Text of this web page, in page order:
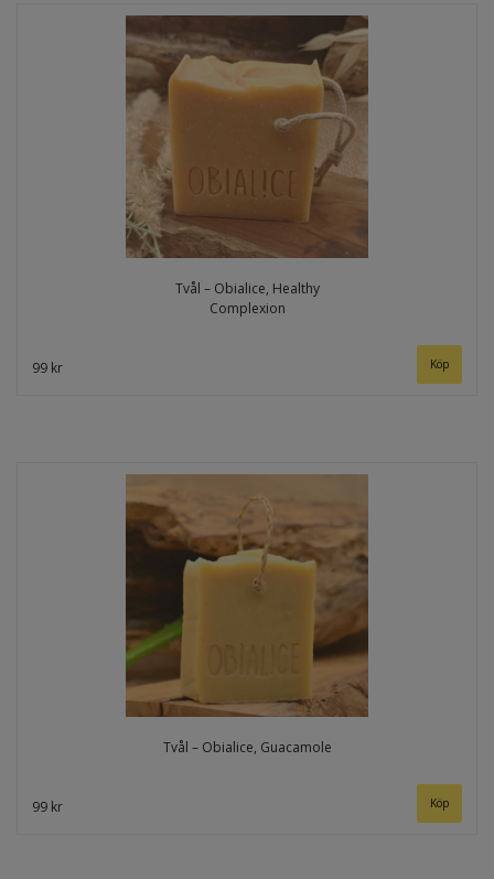
Tvål – Obialice, Healthy
Complexion
99 kr
Tvål – Obialice, Guacamole
99 kr